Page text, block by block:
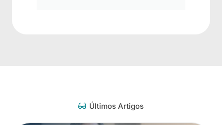
Últimos Artigos